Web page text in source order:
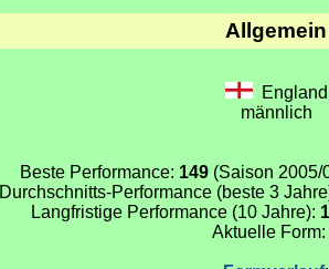
Allgemein
England
männlich
Beste Performance: 149(Saison 2005/
Durchschnitts-Performance (beste 3
Langfristige Performance (10 Jahre):
Aktuelle Form: